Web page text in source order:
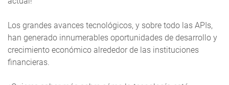
Los grandes avances tecnológicos, y sobre todo las APIs,
han generado innumerables oportunidades de desarrollo y
crecimiento económico alrededor de las instituciones
financieras.